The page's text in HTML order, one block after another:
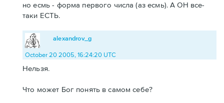
но есмь - форма первого числа (аз есмь). А ОН все-
таки ЕСТЬ.
alexandrov_g
October 20 2005, 16:24:20 UTC
Нельзя.
Что может Бог понять в самом себе?